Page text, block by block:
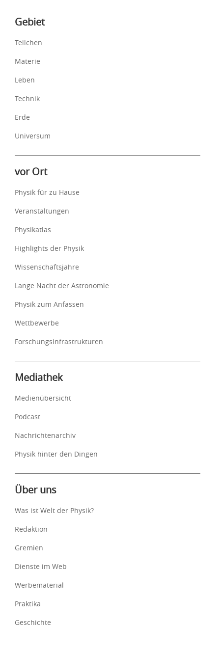
Inhalte
Gebiet
Teilchen
Materie
Leben
Technik
Erde
Universum
vor Ort
Physik für zu Hause
Veranstaltungen
Physikatlas
Highlights der Physik
Wissenschaftsjahre
Lange Nacht der Astronomie
Physik zum Anfassen
Wettbewerbe
Forschungsinfrastrukturen
Mediathek
Medienübersicht
Podcast
Nachrichtenarchiv
Physik hinter den Dingen
Über uns
Was ist Welt der Physik?
Redaktion
Gremien
Dienste im Web
Werbematerial
Praktika
Geschichte